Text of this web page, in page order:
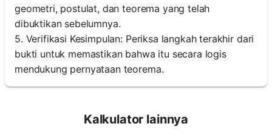
geometri, postulat, dan teorema yang telah
dibuktikan sebelumnya.
5. Verifikasi Kesimpulan: Periksa langkah terakhir dari
bukti untuk memastikan bahwa itu secara logis
mendukung pernyataan teorema.
Kalkulator lainnya